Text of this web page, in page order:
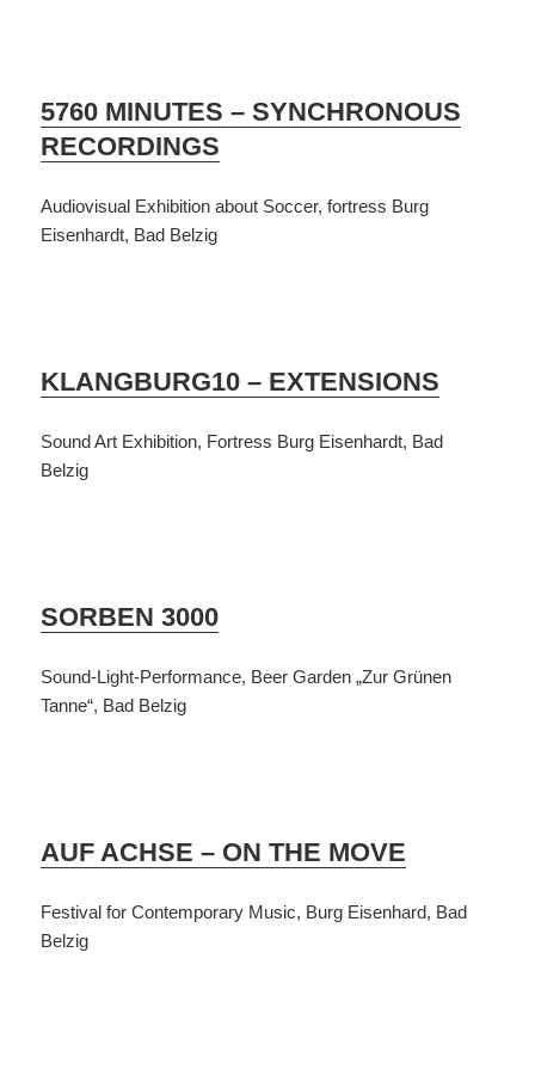
5760 MINUTES – SYNCHRONOUS
RECORDINGS
Audiovisual Exhibition about Soccer, fortress Burg
Eisenhardt, Bad Belzig
KLANGBURG10 – EXTENSIONS
Sound Art Exhibition, Fortress Burg Eisenhardt, Bad
Belzig
SORBEN 3000
Sound-Light-Performance, Beer Garden „Zur Grünen
Tanne“, Bad Belzig
AUF ACHSE – ON THE MOVE
Festival for Contemporary Music, Burg Eisenhard, Bad
Belzig